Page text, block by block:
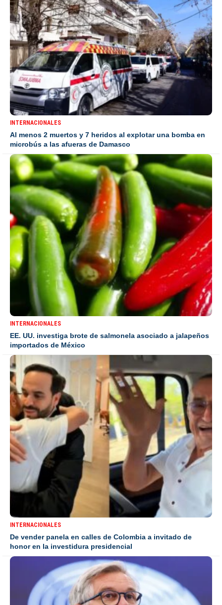
INTERNACIONALES
Al menos 2 muertos y 7 heridos al explotar una bomba en
microbús a las afueras de Damasco
INTERNACIONALES
EE. UU. investiga brote de salmonela asociado a jalapeños
importados de México
INTERNACIONALES
De vender panela en calles de Colombia a invitado de
honor en la investidura presidencial